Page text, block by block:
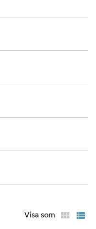
Visa som